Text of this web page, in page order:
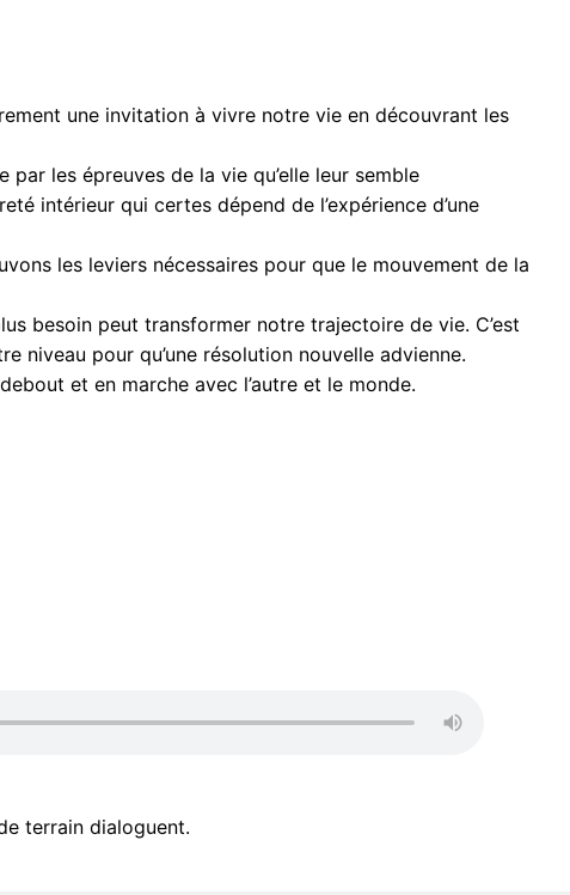
une invitation à vivre notre vie en découvrant les
les épreuves de la vie qu’elle leur semble
intérieur qui certes dépend de l’expérience d’une
les leviers nécessaires pour que le mouvement de la
besoin peut transformer notre trajectoire de vie. C’est
niveau pour qu’une résolution nouvelle advienne.
et en marche avec l’autre et le monde.
terrain dialoguent.